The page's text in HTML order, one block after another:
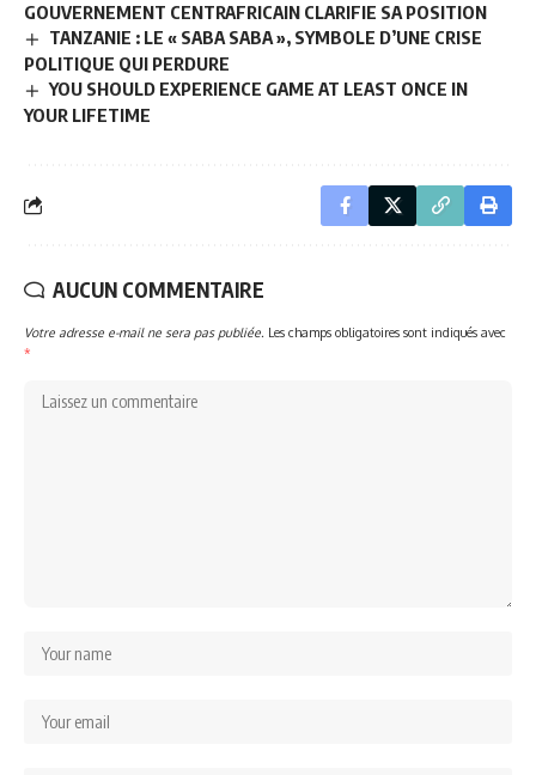
GOUVERNEMENT CENTRAFRICAIN CLARIFIE SA POSITION
TANZANIE : LE « SABA SABA », SYMBOLE D’UNE CRISE
POLITIQUE QUI PERDURE
YOU SHOULD EXPERIENCE GAME AT LEAST ONCE IN
YOUR LIFETIME
AUCUN COMMENTAIRE
Votre adresse e-mail ne sera pas publiée. Les champs obligatoires sont indiqués avec
*